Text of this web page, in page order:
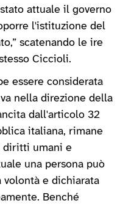
attuale il governo
l'istituzione del
scatenando le ire
Ciccioli.
essere considerata
nella direzione della
dall'articolo 32
italiana, rimane
diritti umani e
una persona può
volontà e dichiarata
Benché